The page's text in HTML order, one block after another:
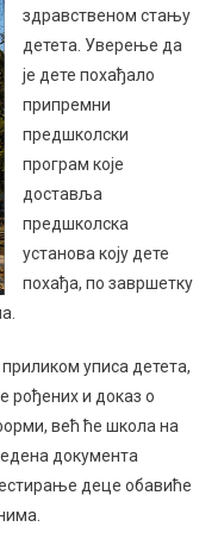
здравственом стању
детета. Уверење да
је дете похађало
припремни
предшколски
програм које
доставља
предшколска
установа коју дете
похађа, по завршетку
уписа детета,
рођених и доказ о
већ ће школа на
документа
деце обавиће